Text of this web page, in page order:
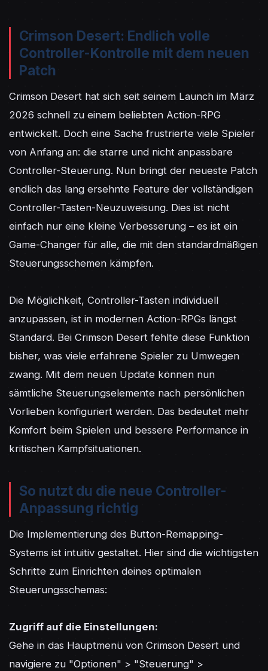
Crimson Desert: Endlich volle
Controller-Kontrolle mit dem neuen
Patch
Crimson Desert hat sich seit seinem Launch im März
2026 schnell zu einem beliebten Action-RPG
entwickelt. Doch eine Sache frustrierte viele Spieler
von Anfang an: die starre und nicht anpassbare
Controller-Steuerung. Nun bringt der neueste Patch
endlich das lang ersehnte Feature der vollständigen
Controller-Tasten-Neuzuweisung. Dies ist nicht
einfach nur eine kleine Verbesserung – es ist ein
Game-Changer für alle, die mit den standardmäßigen
Steuerungsschemen kämpfen.
Die Möglichkeit, Controller-Tasten individuell
anzupassen, ist in modernen Action-RPGs längst
Standard. Bei Crimson Desert fehlte diese Funktion
bisher, was viele erfahrene Spieler zu Umwegen
zwang. Mit dem neuen Update können nun
sämtliche Steuerungselemente nach persönlichen
Vorlieben konfiguriert werden. Das bedeutet mehr
Komfort beim Spielen und bessere Performance in
kritischen Kampfsituationen.
So nutzt du die neue Controller-
Anpassung richtig
Die Implementierung des Button-Remapping-
Systems ist intuitiv gestaltet. Hier sind die wichtigsten
Schritte zum Einrichten deines optimalen
Steuerungsschemas:
Zugriff auf die Einstellungen:
Gehe in das Hauptmenü von Crimson Desert und
navigiere zu "Optionen" > "Steuerung" >